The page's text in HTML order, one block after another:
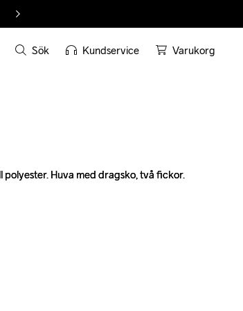
Sök Kundservice Varukorg
polyester. Huva med dragsko, två fickor.
polyester. Huva med dragsko, två fickor.